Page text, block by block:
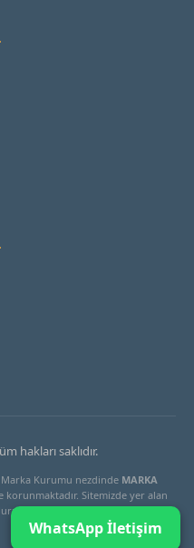
hakları saklıdır.
Marka Kurumu nezdinde MARKA
Sitemizde yer alan
yasal işlem başlatılacaktır.
WhatsApp İletişim